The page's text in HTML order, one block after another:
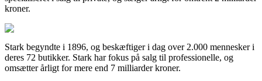
kroner.
Stark begyndte i 1896, og beskæftiger i dag over 2.000 mennesker i
deres 72 butikker. Stark har fokus på salg til professionelle, og
omsætter årligt for mere end 7 milliarder kroner.